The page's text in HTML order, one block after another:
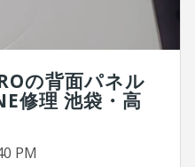
の背面パネル
修理 池袋・高
PM